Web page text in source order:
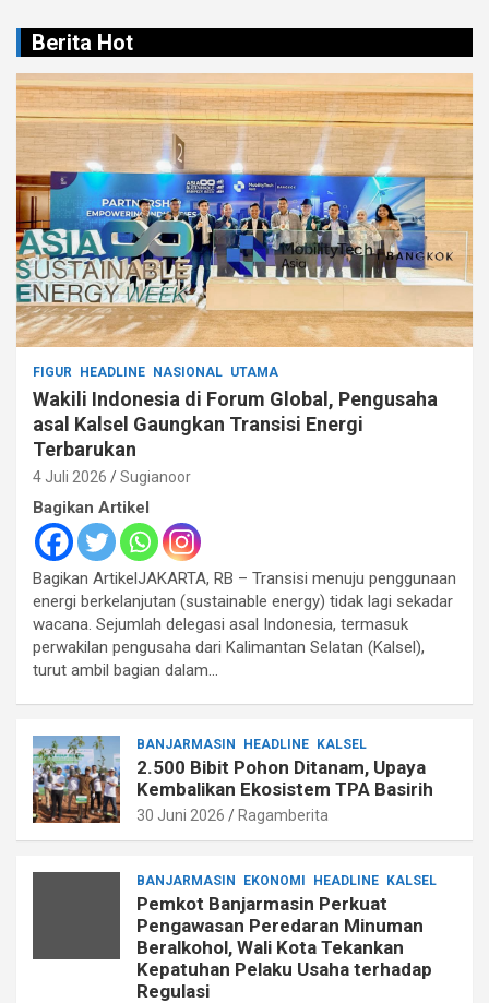
Berita Hot
FIGUR HEADLINE NASIONAL UTAMA
Wakili Indonesia di Forum Global, Pengusaha
asal Kalsel Gaungkan Transisi Energi
Terbarukan
4 Juli 2026 Sugianoor
Bagikan Artikel
Bagikan ArtikelJAKARTA, RB – Transisi menuju penggunaan
energi berkelanjutan (sustainable energy) tidak lagi sekadar
wacana. Sejumlah delegasi asal Indonesia, termasuk
perwakilan pengusaha dari Kalimantan Selatan (Kalsel),
turut ambil bagian dalam…
BANJARMASIN HEADLINE KALSEL
2.500 Bibit Pohon Ditanam, Upaya
Kembalikan Ekosistem TPA Basirih
30 Juni 2026 Ragamberita
BANJARMASIN EKONOMI HEADLINE KALSEL
Pemkot Banjarmasin Perkuat
Pengawasan Peredaran Minuman
Beralkohol, Wali Kota Tekankan
Kepatuhan Pelaku Usaha terhadap
Regulasi